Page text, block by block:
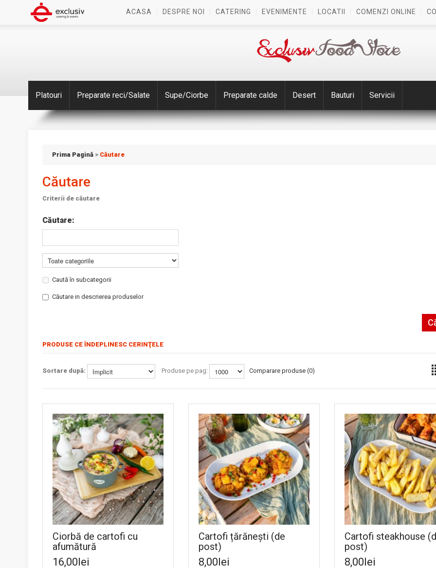
ACASA DESPRE NOI CATERING EVENIMENTE LOCATII COMENZI ONLINE
Platouri Preparate reci/Salate Supe/Ciorbe Preparate calde Desert Bauturi Servicii
Prima Pagină > Căutare
Căutare
Criterii de căutare
Căutare:
Caută în subcategorii
Căutare in descrierea produselor
PRODUSE CE ÎNDEPLINESC CERINŢELE
Sortare după: Produse pe pag: Comparare produse (0)
Ciorbă de cartofi cu
afumătură
16,00lei
Cartofi țărănești (de
post)
8,00lei
Cartofi steakhouse
post)
8,00lei